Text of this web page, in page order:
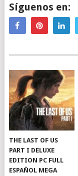
Síguenos en:
THE LAST OF US
PART I DELUXE
EDITION PC FULL
ESPAÑOL MEGA